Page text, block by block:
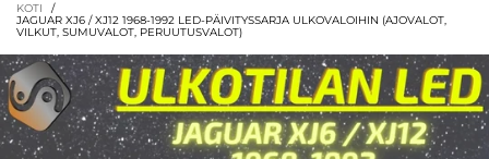
KOTI
/
JAGUAR XJ6 / XJ12 1968-1992 LED-PÄIVITYSSARJA ULKOVALOIHIN (AJOVALOT,
VILKUT, SUMUVALOT, PERUUTUSVALOT)